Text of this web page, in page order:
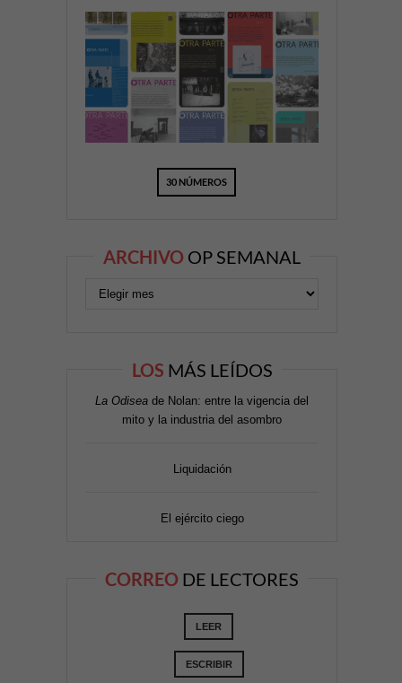
30 NÚMEROS
ARCHIVO OP SEMANAL
LOS MÁS LEÍDOS
La Odisea de Nolan: entre la vigencia del
mito y la industria del asombro
Liquidación
El ejército ciego
CORREO DE LECTORES
LEER
ESCRIBIR